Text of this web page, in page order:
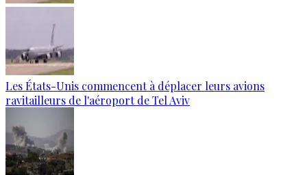
Les États-Unis commencent à déplacer leurs avions
ravitailleurs de l'aéroport de Tel Aviv